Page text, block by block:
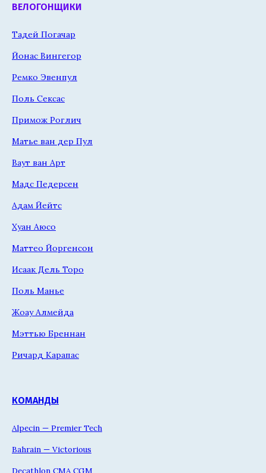
ВЕЛОГОНЩИКИ
Тадей Погачар
Йонас Вингегор
Ремко Эвенпул
Поль Сексас
Примож Роглич
Матье ван дер Пул
Ваут ван Арт
Мадс Педерсен
Адам Йейтс
Хуан Аюсо
Маттео Йоргенсон
Исаак Дель Торо
Поль Манье
Жоау Алмейда
Мэттью Бреннан
Ричард Карапас
КОМАНДЫ
Alpecin — Premier Tech
Bahrain — Victorious
Decathlon CMA CGM